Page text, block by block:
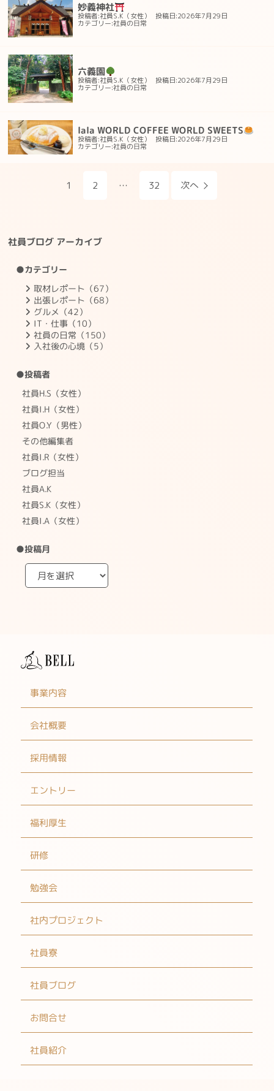
妙義神社
投稿者:社員S.K（女性） 投稿日:2026年7月29日
カテゴリー:社員の日常
六義園
投稿者:社員S.K（女性） 投稿日:2026年7月29日
カテゴリー:社員の日常
lala WORLD COFFEE WORLD SWEETS
投稿者:社員S.K（女性） 投稿日:2026年7月29日
カテゴリー:社員の日常
1 2 … 32 次へ
社員ブログ アーカイブ
●カテゴリー
取材レポート（67）
出張レポート（68）
グルメ（42）
IT・仕事（10）
社員の日常（150）
入社後の心境（5）
●投稿者
社員H.S（女性）
社員I.H（女性）
社員O.Y（男性）
その他編集者
社員I.R（女性）
ブログ担当
社員A.K
社員S.K（女性）
社員I.A（女性）
●投稿月
事業内容
会社概要
採用情報
エントリー
福利厚生
研修
勉強会
社内プロジェクト
社員寮
社員ブログ
お問合せ
社員紹介